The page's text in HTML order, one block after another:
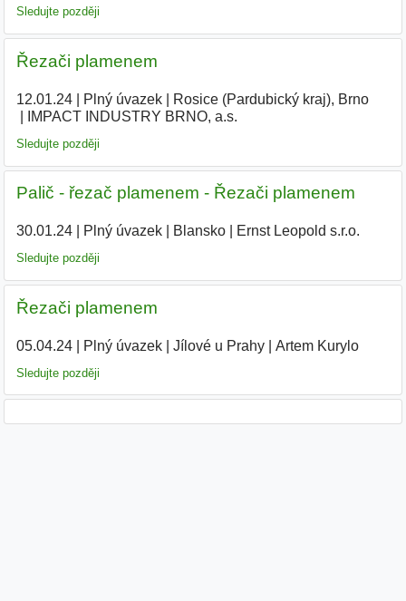
Sledujte později
Řezači plamenem
12.01.24| Plný úvazek| Rosice (Pardubický kraj), Brno|
IMPACT INDUSTRY BRNO, a.s.
Sledujte později
Palič - řezač plamenem - Řezači plamenem
30.01.24| Plný úvazek| Blansko| Ernst Leopold s.r.o.
Sledujte později
Řezači plamenem
05.04.24| Plný úvazek| Jílové u Prahy| Artem Kurylo|
Sledujte později